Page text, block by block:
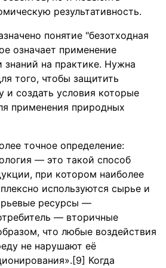
результативность.
понятие "безотходная
означает применение
знаний на практике. Нужна
того, чтобы защитить
создать условия которые
применения природных
точное определение:
— это такой способ
при котором наиболее
используются сырье и
ресурсы —
— вторичные
что любые воздействия
не нарушают её
Когда